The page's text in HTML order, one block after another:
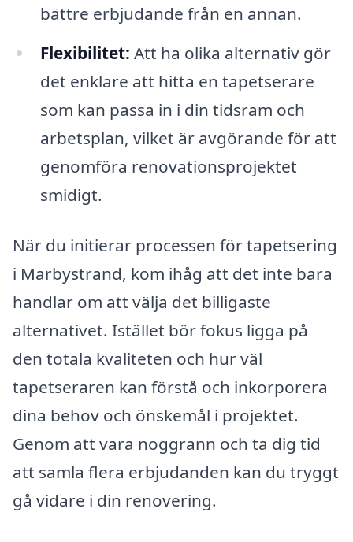
bättre erbjudande från en annan.
Flexibilitet: Att ha olika alternativ gör
det enklare att hitta en tapetserare
som kan passa in i din tidsram och
arbetsplan, vilket är avgörande för att
genomföra renovationsprojektet
smidigt.
När du initierar processen för tapetsering
i Marbystrand, kom ihåg att det inte bara
handlar om att välja det billigaste
alternativet. Istället bör fokus ligga på
den totala kvaliteten och hur väl
tapetseraren kan förstå och inkorporera
dina behov och önskemål i projektet.
Genom att vara noggrann och ta dig tid
att samla flera erbjudanden kan du tryggt
gå vidare i din renovering.